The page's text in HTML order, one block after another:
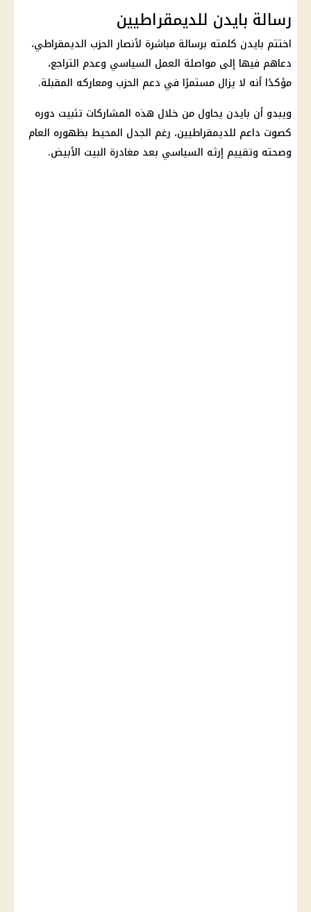
رسالة بايدن للديمقراطيين
اختتم بايدن كلمته برسالة مباشرة لأنصار الحزب الديمقراطي،
دعاهم فيها إلى مواصلة العمل السياسي وعدم التراجع،
مؤكدًا أنه لا يزال مستمرًا في دعم الحزب ومعاركه المقبلة.
ويبدو أن بايدن يحاول من خلال هذه المشاركات تثبيت دوره
كصوت داعم للديمقراطيين، رغم الجدل المحيط بظهوره العام
وصحته وتقييم إرثه السياسي بعد مغادرة البيت الأبيض.